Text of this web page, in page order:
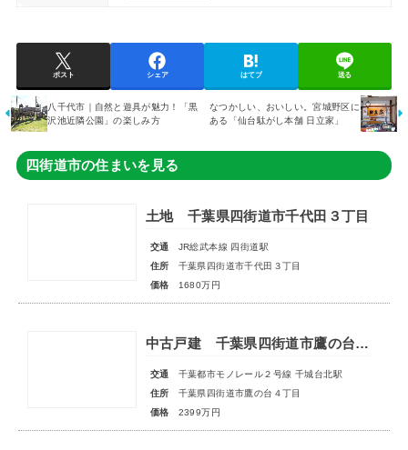
ポスト シェア はてブ 送る
八千代市｜自然と遊具が魅力！「黒
沢池近隣公園」の楽しみ方
なつかしい、おいしい。宮城野区に
ある「仙台駄がし本舗 日立家」
四街道市の住まいを見る
土地 千葉県四街道市千代田３丁目
交通
JR総武本線 四街道駅
住所
千葉県四街道市千代田３丁目
価格
1680万円
中古戸建 千葉県四街道市鷹の台４丁目
交通
千葉都市モノレール２号線 千城台北駅
住所
千葉県四街道市鷹の台４丁目
価格
2399万円